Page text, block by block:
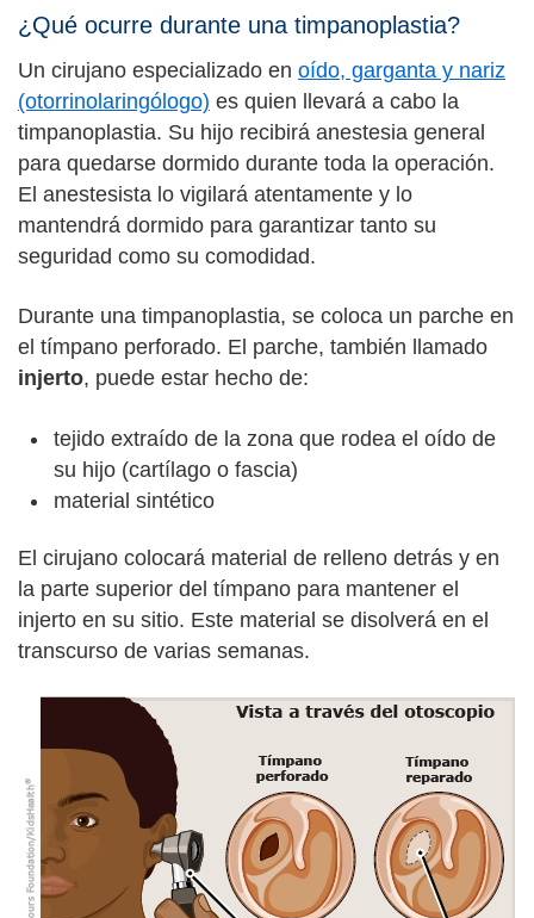
¿Qué ocurre durante una timpanoplastia?
Un cirujano especializado en oído, garganta y nariz
(otorrinolaringólogo) es quien llevará a cabo la
timpanoplastia. Su hijo recibirá anestesia general
para quedarse dormido durante toda la operación.
El anestesista lo vigilará atentamente y lo
mantendrá dormido para garantizar tanto su
seguridad como su comodidad.
Durante una timpanoplastia, se coloca un parche en
el tímpano perforado. El parche, también llamado
injerto, puede estar hecho de:
tejido extraído de la zona que rodea el oído de
su hijo (cartílago o fascia)
material sintético
El cirujano colocará material de relleno detrás y en
la parte superior del tímpano para mantener el
injerto en su sitio. Este material se disolverá en el
transcurso de varias semanas.